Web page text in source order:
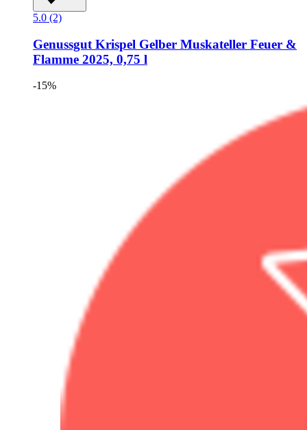
5.0 (2)
Genussgut Krispel Gelber Muskateller Feuer &
Flamme 2025, 0,75 l
-15%